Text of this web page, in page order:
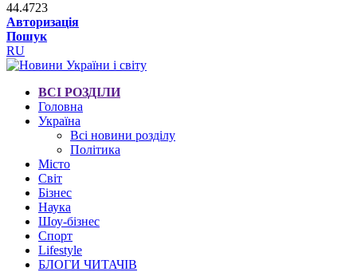
44.4723
Авторизація
Пошук
RU
ВСІ РОЗДІЛИ
Головна
Україна
Всі новини розділу
Політика
Місто
Світ
Бізнес
Наука
Шоу-бізнес
Спорт
Lifestyle
БЛОГИ ЧИТАЧІВ